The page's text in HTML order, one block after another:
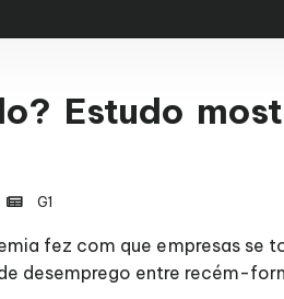
Estudo
G1
fez com que empresas se
desemprego entre recém-